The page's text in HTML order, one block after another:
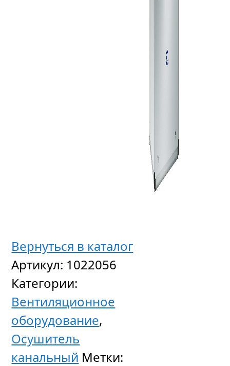
Вернуться в каталог
Артикул: 1022056
Категории:
Вентиляционное
оборудование,
Осушитель
канальный Метки: